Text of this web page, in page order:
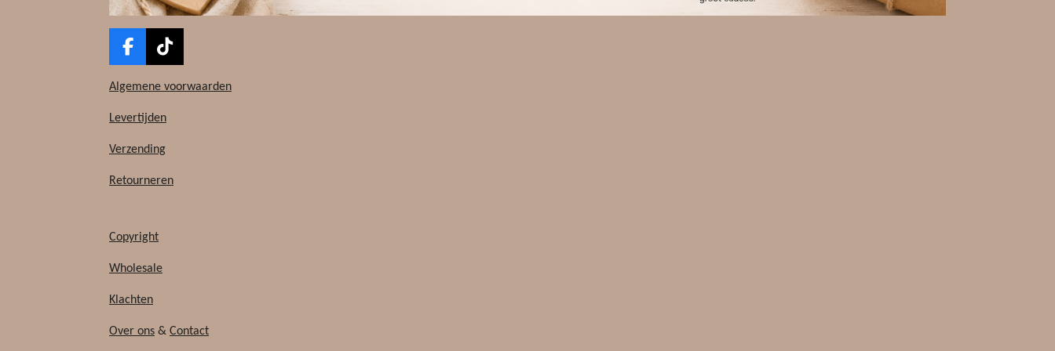
F
a
c
b
o
T
i
k
o
Algemene voorwaarden
Levertijden
Verzending
Retourneren
Copyright
Wholesale
Klachten
Over ons & Contact